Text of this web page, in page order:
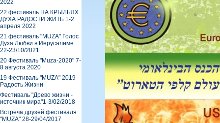
2022
22 фестиваль НА КРЫЛЬЯХ
ДУХА РАДОСТИ ЖИТЬ 1-2
апреля 2022
21 фестиваль "MUZA" Голос
Духа Любви в Иерусалиме
22-23/10/2021
20 Фестиваль "Muza-2020" 7-
8 августа 2020
19 Фестиваль "MUZA" 2019
Радость Жизни
Фестиваль "Древо жизни -
источник мира"1-3/02/2018
Встреча друзей фестиваля
"MUZA" 28-29/04/2017